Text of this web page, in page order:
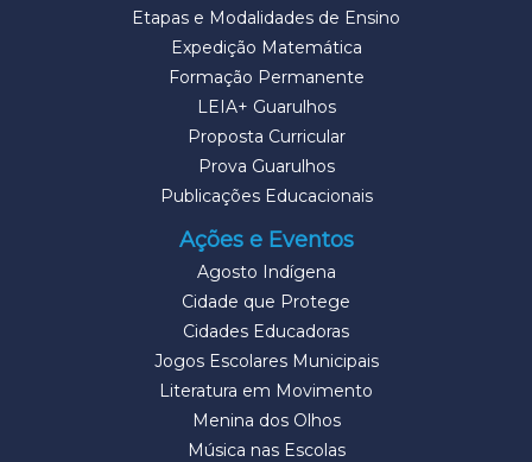
Etapas e Modalidades de Ensino
Expedição Matemática
Formação Permanente
LEIA+ Guarulhos
Proposta Curricular
Prova Guarulhos
Publicações Educacionais
Ações e Eventos
Agosto Indígena
Cidade que Protege
Cidades Educadoras
Jogos Escolares Municipais
Literatura em Movimento
Menina dos Olhos
Música nas Escolas